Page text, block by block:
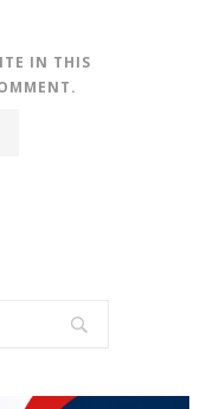
IN THIS